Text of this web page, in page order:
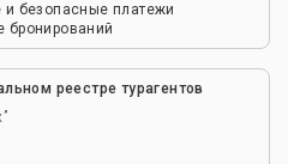
безопасные платежи
бронирований
реестре турагентов